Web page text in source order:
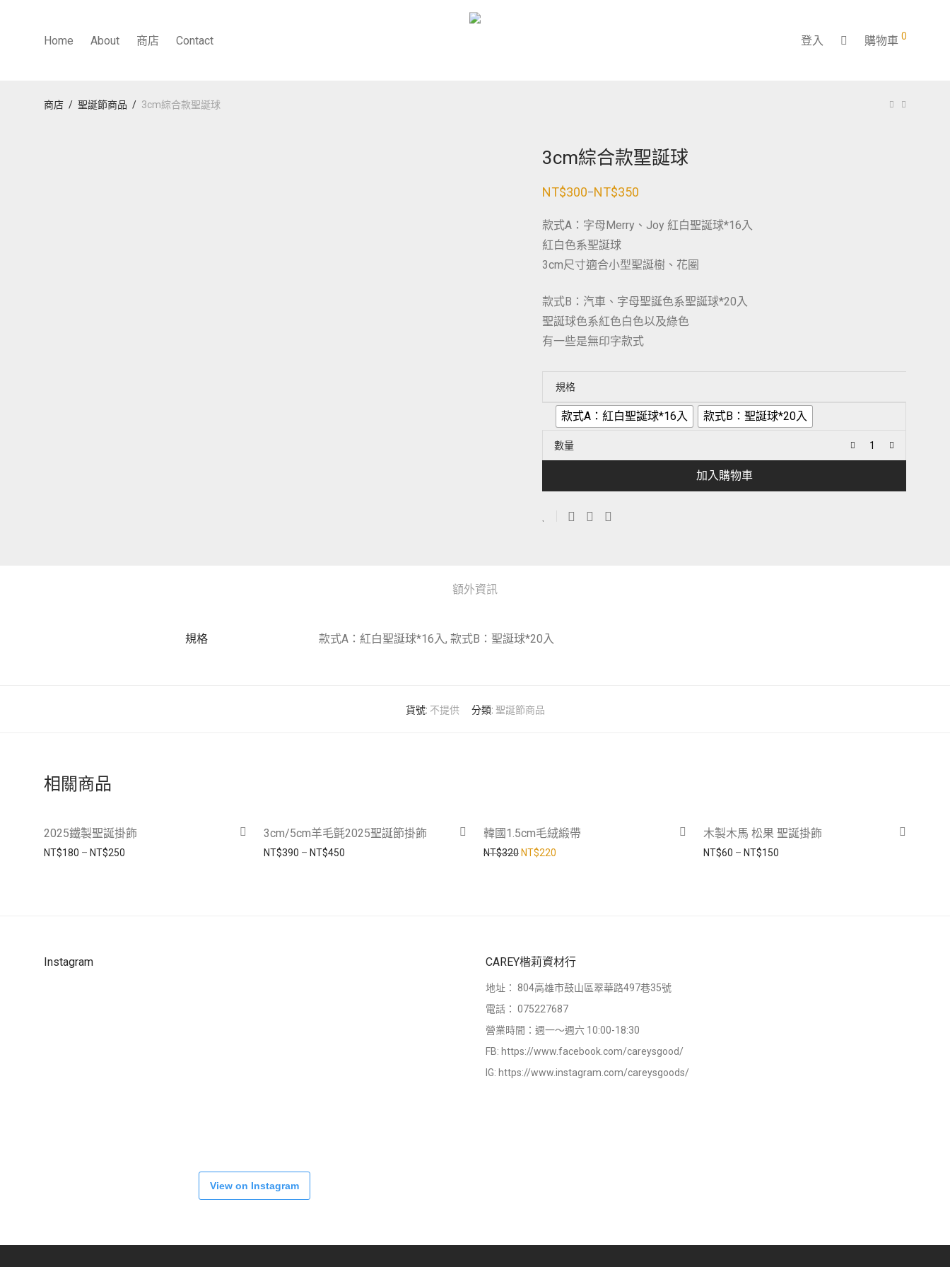
Home About 商店 Contact 登入 購物車 0
商店 / 聖誕節商品 / 3cm綜合款聖誕球
3cm綜合款聖誕球
NT$300–NT$350
價
圍：
到
款式A：字母Merry、Joy 紅白聖誕球*16入
紅白色系聖誕球
3cm尺寸適合小型聖誕樹、花圈
款式B：汽車、字母聖誕色系聖誕球*20入
聖誕球色系紅色白色以及綠色
有一些是無印字款式
規格
款式A：紅白聖誕球*16入 款式B：聖誕球*20入
數量
加入購物車
額外資訊
規格 款式A：紅白聖誕球*16入, 款式B：聖誕球*20入
貨號: 不提供 分類: 聖誕節商品
相關商品
2025鐵製聖誕掛飾
NT$180 – NT$250
3cm/5cm羊毛氈2025聖誕節掛飾
NT$390 – NT$450
韓國1.5cm毛絨緞帶
NT$320原始價格：NT$320。
NT$220
木製木馬 松果 聖誕掛飾
NT$60 – NT$150
Instagram
View on Instagram
CAREY楷莉資材行
地址： 804高雄市鼓山區翠華路497巷35號
電話： 075227687
營業時間：週一～週六 10:00-18:30
FB: https://www.facebook.com/careysgood/
IG: https://www.instagram.com/careysgoods/